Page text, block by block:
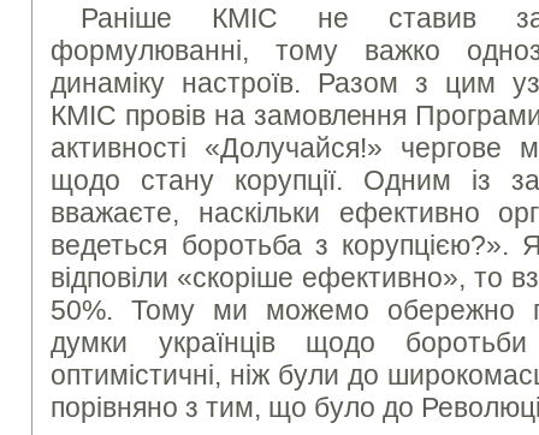
Раніше КМІС не ставив
формулюванні, тому важко
динаміку настроїв. Разом з цим
КМІС провів на замовлення
активності «Долучайся!» чергове
щодо стану корупції. Одним із
вважаєте, наскільки ефективно
ведеться боротьба з
відповіли «скоріше ефективно», то
50%. Тому ми можемо обережно
думки українців щодо
оптимістичні, ніж були до
порівняно з тим, що було до